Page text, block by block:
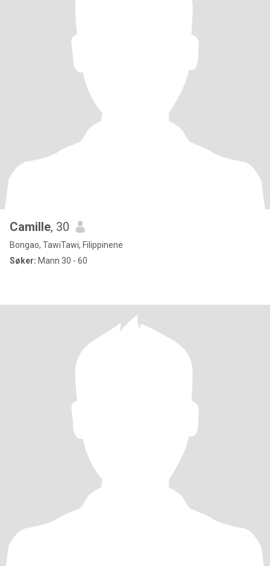
Camille, 30
Bongao, TawiTawi, Filippinene
Søker: Mann 30 - 60